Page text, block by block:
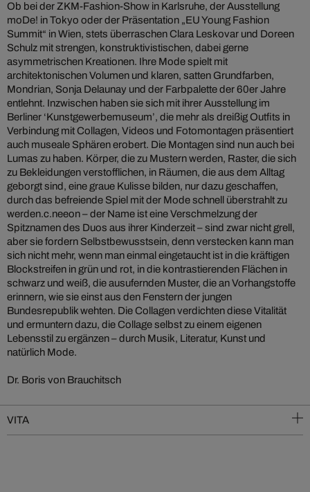
Ob bei der ZKM-Fashion-Show in Karlsruhe, der Ausstellung
moDe! in Tokyo oder der Präsentation „EU Young Fashion
Summit“ in Wien, stets überraschen Clara Leskovar und Doreen
Schulz mit strengen, konstruktivistischen, dabei gerne
asymmetrischen Kreationen. Ihre Mode spielt mit
architektonischen Volumen und klaren, satten Grundfarben,
Mondrian, Sonja Delaunay und der Farbpalette der 60er Jahre
entlehnt. Inzwischen haben sie sich mit ihrer Ausstellung im
Berliner ‘Kunstgewerbemuseum’, die mehr als dreißig Outfits in
Verbindung mit Collagen, Videos und Fotomontagen präsentiert
auch museale Sphären erobert. Die Montagen sind nun auch bei
Lumas zu haben. Körper, die zu Mustern werden, Raster, die sich
zu Bekleidungen verstofflichen, in Räumen, die aus dem Alltag
geborgt sind, eine graue Kulisse bilden, nur dazu geschaffen,
durch das befreiende Spiel mit der Mode schnell überstrahlt zu
werden.c.neeon – der Name ist eine Verschmelzung der
Spitznamen des Duos aus ihrer Kinderzeit – sind zwar nicht grell,
aber sie fordern Selbstbewusstsein, denn verstecken kann man
sich nicht mehr, wenn man einmal eingetaucht ist in die kräftigen
Blockstreifen in grün und rot, in die kontrastierenden Flächen in
schwarz und weiß, die ausufernden Muster, die an Vorhangstoffe
erinnern, wie sie einst aus den Fenstern der jungen
Bundesrepublik wehten. Die Collagen verdichten diese Vitalität
und ermuntern dazu, die Collage selbst zu einem eigenen
Lebensstil zu ergänzen – durch Musik, Literatur, Kunst und
natürlich Mode.
Dr. Boris von Brauchitsch
VITA